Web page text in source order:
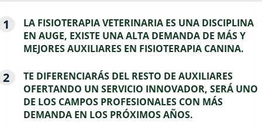
LA FISIOTERAPIA VETERINARIA ES UNA DISCIPLINA
EN AUGE, EXISTE UNA ALTA DEMANDA DE MÁS Y
MEJORES AUXILIARES EN FISIOTERAPIA CANINA.
TE DIFERENCIARÁS DEL RESTO DE AUXILIARES
OFERTANDO UN SERVICIO INNOVADOR, SERÁ UNO
DE LOS CAMPOS PROFESIONALES CON MÁS
DEMANDA EN LOS PRÓXIMOS AÑOS.